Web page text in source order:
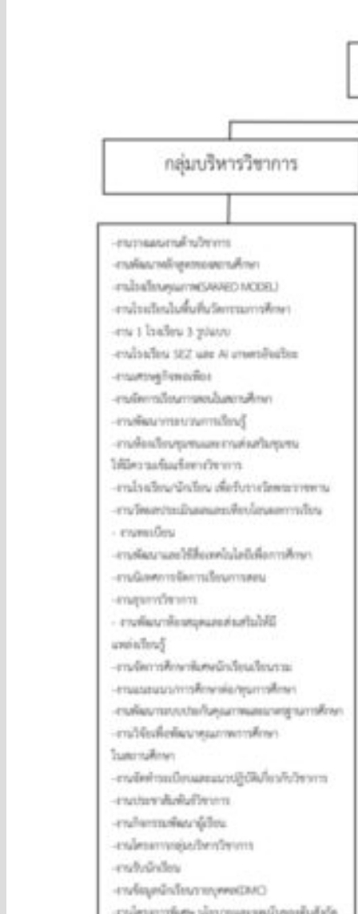
Google Site สำหรับการจัดการเรียนการสอน
อัลบั้มภาพ
วิดีโอกิจกรรม
ข้อมูลพื้นฐาน
โครงสร้างและอำนาจหน้าที่
ข้อมูลผู้บริหาร
ข้อมูลการติดต่อ
ข่าวประชาสัมพันธ์
การบริหารงานและการใช้จ่ายงบประมาณ
แผนกลยุทธ์หรือ คุณภาพการศึกษาของ
สถานศึกษา
แผนปฎิบัติการและ ความก้าวหน้าในการ
ดำเนินงานและการใช้งบประมาณประจำปี
คู่มือหรือแนวทางการปฎิบัติงานของครู
และบุคลากรทางการศึกษา
E-Service
การจัดซื้อจัดจ้าง
รายการการจัดซื้อจัดจ้างหรือการจัดหา
พัสดุ และความก้าวหน้าการจัดซื้อจัดจ้าง
หรือการจัดหาพัสดุ ประจำปีงบประมาณ
พ.ศ. 2568
รายงานผลการจัดซื้อจัดจ้างหรือการจัดหา
พัสดุประจำปีงบประมาณ พ.ศ. 2567
การบริหารและพัฒนาทรัพยากรบุคคล
แผนการบริหารและพัฒนาทรัพยากรบุคคล
ประมวลจริยธรรม และการขับเคลื่อน
จริยธรรม
การส่งเสริมความโปร่งใส
แนวปฏิบัติการจัดการเรื่องร้องเรียนการ
ทุจริตและประพฤติมิชอบ
ช่องทางแจ้งเรื่องร้องเรียนการทุจริตและ
การดำเนินการเพื่อป้องกันการทุจริตในประเด็น
ประกาศเจตนารมณ์และการสร้าง